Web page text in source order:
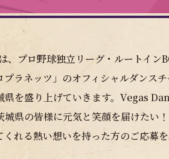
、プロ野球独立リーグ・ルートイ
プラネッツ」のオフィシャルダンス
県を盛り上げていきます。Vegas
城県の皆様に元気と笑顔を届けたい
れる熱い想いを持った方のご応募を